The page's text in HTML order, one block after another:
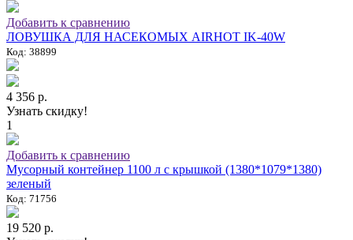
Добавить к сравнению
ЛОВУШКА ДЛЯ НАСЕКОМЫХ AIRHOT IK-40W
Код: 38899
4 356 р.
Узнать скидку!
1
Добавить к сравнению
Мусорный контейнер 1100 л с крышкой (1380*1079*1380)
зеленый
Код: 71756
19 520 р.